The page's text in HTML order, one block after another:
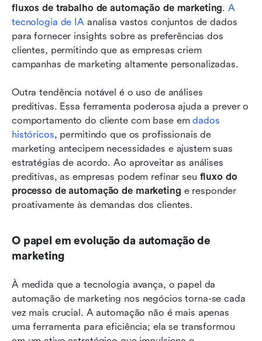
fluxos de trabalho de automação de marketing. A
tecnologia de IA analisa vastos conjuntos de dados
para fornecer insights sobre as preferências dos
clientes, permitindo que as empresas criem
campanhas de marketing altamente personalizadas.
Outra tendência notável é o uso de análises
preditivas. Essa ferramenta poderosa ajuda a prever o
comportamento do cliente com base em dados
históricos, permitindo que os profissionais de
marketing antecipem necessidades e ajustem suas
estratégias de acordo. Ao aproveitar as análises
preditivas, as empresas podem refinar seu fluxo do
processo de automação de marketing e responder
proativamente às demandas dos clientes.
O papel em evolução da automação de
marketing
À medida que a tecnologia avança, o papel da
automação de marketing nos negócios torna-se cada
vez mais crucial. A automação não é mais apenas
uma ferramenta para eficiência; ela se transformou